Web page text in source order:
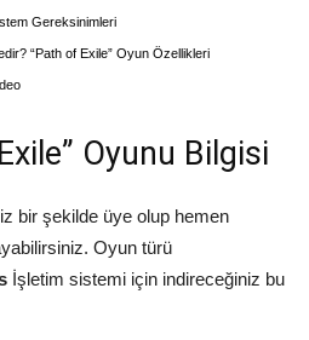
Gereksinimleri
“Path of Exile” Oyun Özellikleri
Oyunu Bilgisi
bir şekilde üye olup hemen
Oyun türü
İşletim sistemi için indireceğiniz bu